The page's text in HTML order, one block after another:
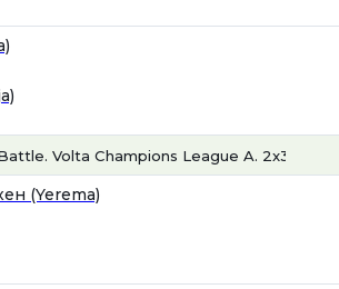
Volta Champions League A. 2x3 мин.
(Yerema)